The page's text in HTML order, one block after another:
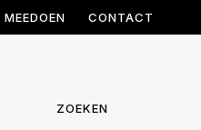
MEEDOEN CONTACT
ZOEKEN